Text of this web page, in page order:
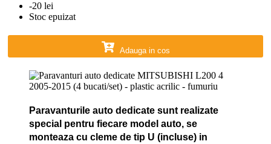
-20 lei
Stoc epuizat
Adauga in cos
Paravanturile auto dedicate sunt realizate
special pentru fiecare model auto, se
monteaza cu cleme de tip U (incluse) in